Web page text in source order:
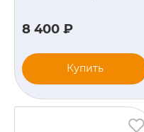
8 400 ₽
Купить